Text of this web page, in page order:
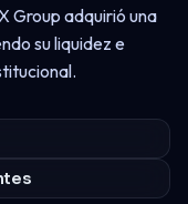
Group adquirió una
su liquidez e